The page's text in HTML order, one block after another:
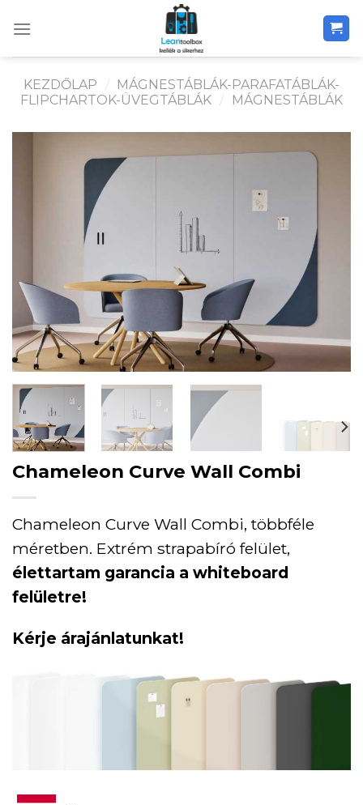
KEZDŐLAP /
MÁGNESTÁBLÁK-PARAFATÁBLÁK-
FLIPCHARTOK-ÜVEGTÁBLÁK / MÁGNESTÁBLÁK
Chameleon Curve Wall Combi
Chameleon Curve Wall Combi, többféle
méretben. Extrém strapabíró felület,
élettartam garancia a whiteboard
felületre!
Kérje árajánlatunkat!